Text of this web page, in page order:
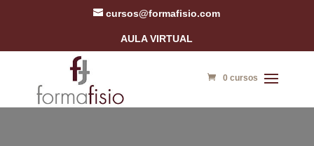
cursos@formafisio.com
AULA VIRTUAL
0 cursos